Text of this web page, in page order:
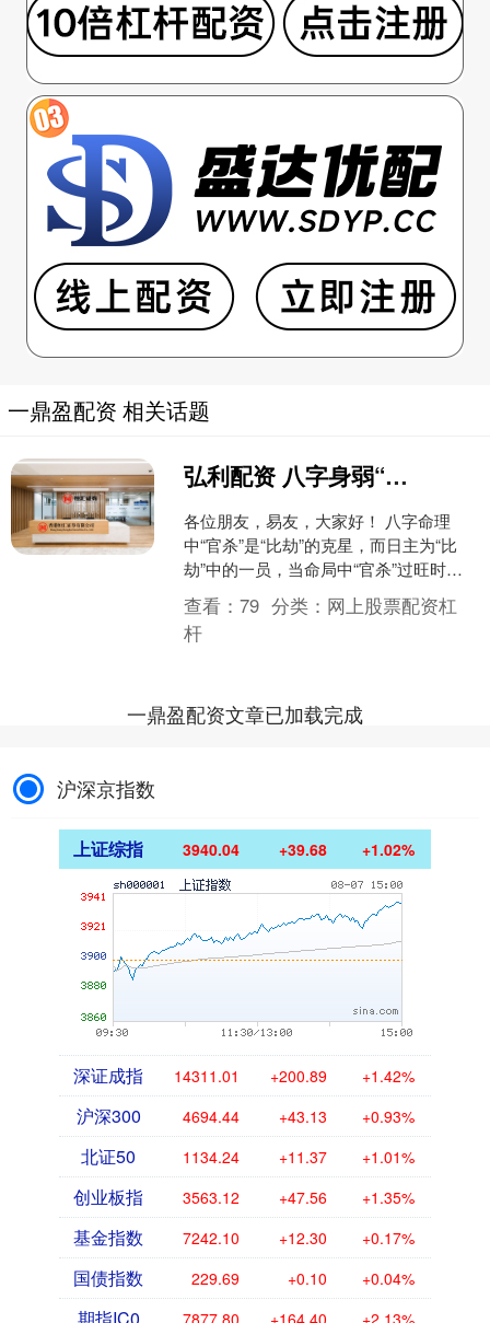
一鼎盈配资 相关话题
弘利配资 八字身弱“官杀”旺，再逢“食伤”岁运真的是克泄交加吗？
各位朋友，易友，大家好！ 八字命理
中“官杀”是“比劫”的克星，而日主为“比
劫”中的一员，当命局中“官杀”过旺时，
自然就对众“比劫”构成克制，这就会严重
压缩“比劫....
查看：79 分类： 网上股票配资杠
杆
一鼎盈配资文章已加载完成
沪深京指数
上证综指 3940.04 +39.68 +1.02%
深证成指 14311.01 +200.89 +1.42%
沪深300 4694.44 +43.13 +0.93%
北证50 1134.24 +11.37 +1.01%
创业板指 3563.12 +47.56 +1.35%
基金指数 7242.10 +12.30 +0.17%
国债指数 229.69 +0.10 +0.04%